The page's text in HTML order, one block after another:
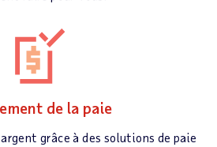
de la paie
grâce à des solutions de paie